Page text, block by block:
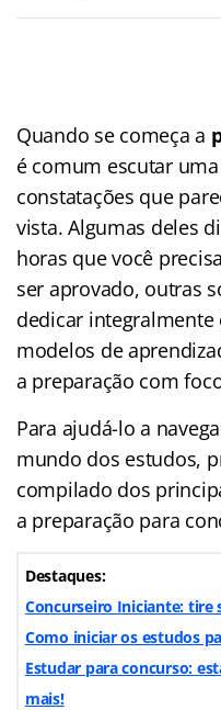
Quando se começa a
é comum escutar
constatações que
vista. Algumas deles
horas que você
ser aprovado, outras
dedicar
modelos de
a preparação com
Para ajudá-lo a
mundo dos estudos,
compilado dos
a preparação para
Destaques:
Concurseiro Iniciante: tire
Como iniciar os estudos
Estudar para concurso:
mais!